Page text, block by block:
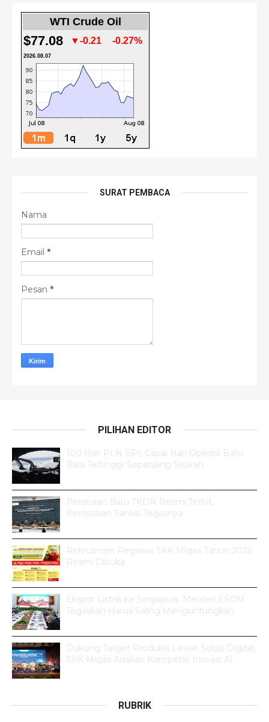
WTI Crude Oil
$77.08 ▼-0.21 -0.27%
2026.08.07
SURAT PEMBACA
Nama
Email *
Pesan *
PILIHAN EDITOR
100 Hari PLN EPI, Capai Hari Operasi Batu
Bara Tertinggi Sepanjang Sejarah
Peraturan Baru TKDN Resmi Terbit,
Perhatikan Sanksi Tegasnya
Rekrutmen Pegawai SKK Migas Tahun 2026
Resmi Dibuka
Ekspor Listrik ke Singapura, Menteri ESDM
Tegaskan Harus Saling Menguntungkan
Dukung Target Produksi Lewat Solusi Digital,
SKK Migas Adakan Kompetisi Inovasi AI
RUBRIK